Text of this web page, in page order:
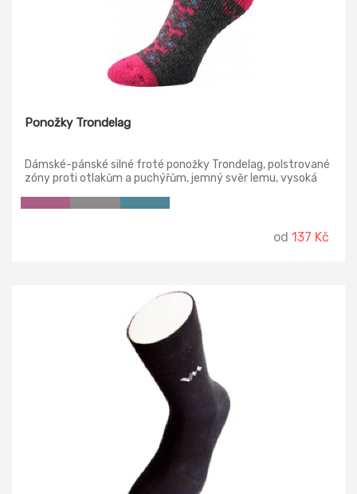
Ponožky Trondelag
Dámské-pánské silné froté ponožky Trondelag, polstrované
zóny proti otlakům a puchýřům, jemný svěr lemu, vysoká
od 137 Kč